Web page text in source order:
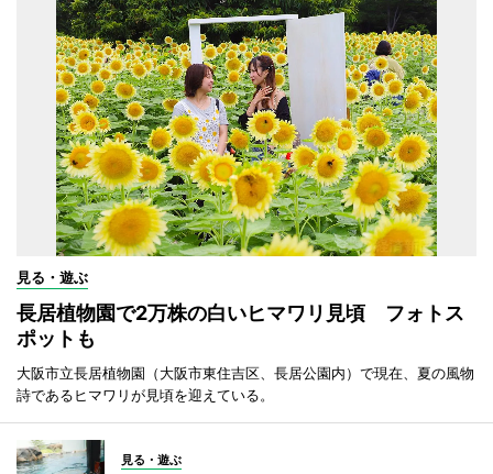
見る・遊ぶ
長居植物園で2万株の白いヒマワリ見頃 フォトス
ポットも
大阪市立長居植物園（大阪市東住吉区、長居公園内）で現在、夏の風物
詩であるヒマワリが見頃を迎えている。
見る・遊ぶ